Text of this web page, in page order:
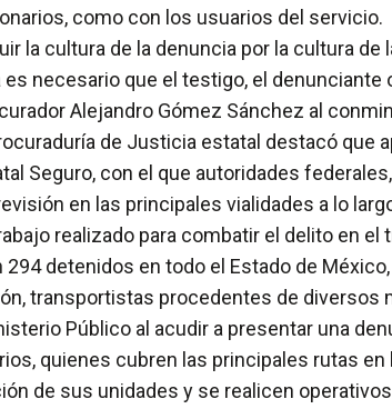
como con los usuarios del servicio.
la cultura de la denuncia por la cultura
es necesario que el testigo, el
Alejandro Gómez Sánchez al
de Justicia estatal destacó que
Seguro, con el que autoridades
en las principales vialidades a lo
realizado para combatir el delito en
detenidos en todo el Estado de
transportistas procedentes de diversos
Público al acudir a presentar una
quienes cubren las principales rutas
de sus unidades y se realicen